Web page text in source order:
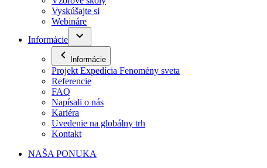
Vyskúšajte si
Webináre
Informácie
Informácie
Projekt Expedícia Fenomény sveta
Referencie
FAQ
Napísali o nás
Kariéra
Uvedenie na globálny trh
Kontakt
NAŠA PONUKA